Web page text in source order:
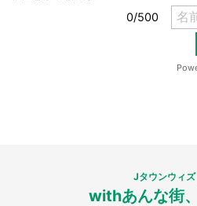
Jタウンウィズ
withあんな街